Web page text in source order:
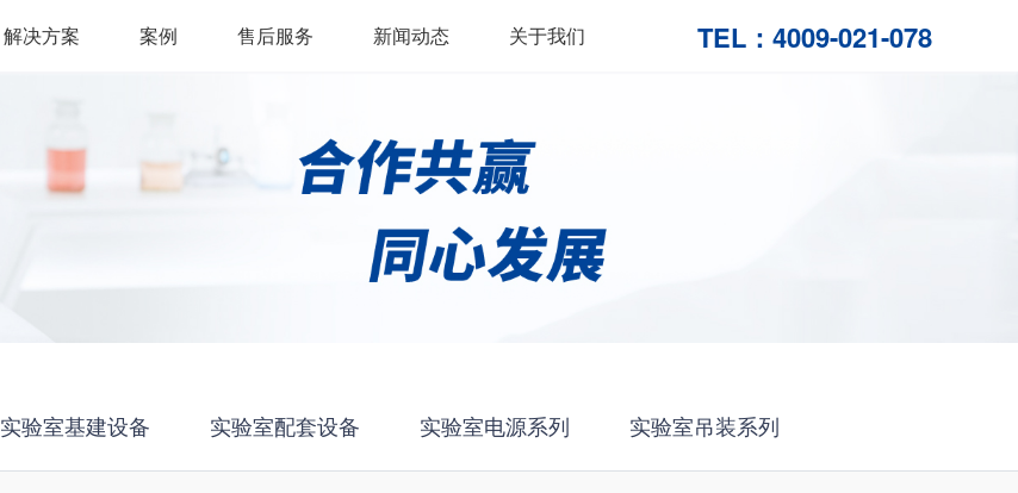
解决方案 案例 售后服务 新闻动态 关于我们 TEL： 4009-021-078
实验室基建设备 实验室配套设备 实验室电源系列 实验室吊装系列